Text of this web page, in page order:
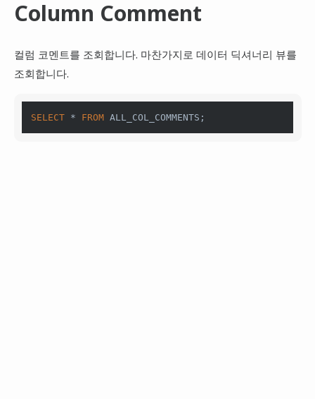
Column Comment
컬럼 코멘트를 조회합니다. 마찬가지로 데이터 딕셔너리 뷰를
조회합니다.
SELECT * FROM ALL_COL_COMMENTS;